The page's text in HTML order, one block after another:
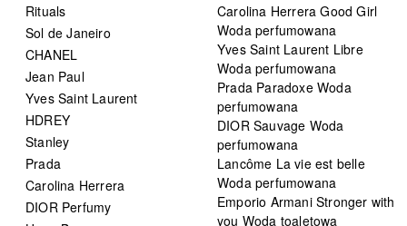
Rituals
Sol de Janeiro
CHANEL
Jean Paul
Yves Saint Laurent
HDREY
Stanley
Prada
Carolina Herrera
DIOR Perfumy
Carolina Herrera Good Girl
Woda perfumowana
Yves Saint Laurent Libre
Woda perfumowana
Prada Paradoxe Woda
perfumowana
DIOR Sauvage Woda
perfumowana
Lancôme La vie est belle
Woda perfumowana
Emporio Armani Stronger with
you Woda toaletowa